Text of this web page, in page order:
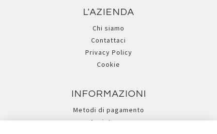
L'AZIENDA
Chi siamo
Contattaci
Privacy Policy
Cookie
INFORMAZIONI
Metodi di pagamento
Assistenza